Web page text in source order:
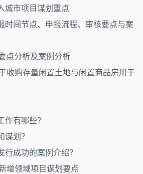
城市项目谋划重点
时间节点、申报流程、审核要点与案
点分析及案例分析
收购存量闲置土地与闲置商品房用于
有哪些？
划？
成功的案例介绍？
增领域项目谋划要点